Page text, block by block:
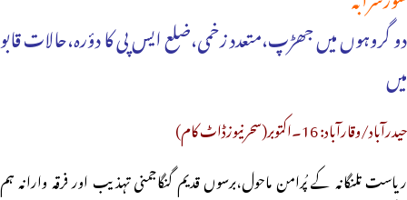
دو گروہوں میں جھڑپ،متعدد زخمی،ضلع ایس پی کا دؤرہ،حالات قابو
میں
حیدرآباد/وقارآباد: 16۔اکتوبر(سحرنیوزڈاٹ کام)
ریاست تلنگانہ کے پُرامن ماحول،برسوں قدیم گنگاجمنی تہذیب اور فرقہ وارانہ ہم